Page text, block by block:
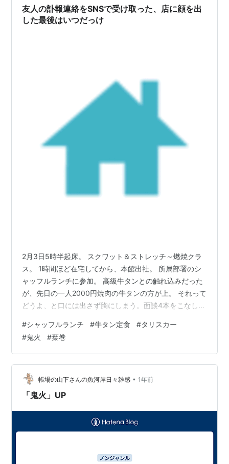
間中にコロンビアを一人…
友人の訃報連絡をSNSで受け取った、店に顔を出
した最後はいつだっけ
2月3日5時半起床。 スクワット＆ストレッチ～燃焼クラ
ス。 1時間ほど在宅してから、本館出社。 所属部署のシ
ャッフルランチに参加。 高級牛タンとの触れ込みだった
が、先日の一人2000円焼肉の牛タンの方が上。 それって
どうよ、と口には出さず胸にしまう。面談4本をこなし、
し鳥と白ワイン。よく通った名古屋のバーのマスターが
逝去したとSNSで見た。 がんを患っていたが、奇跡的に
寛解して店を再開したり、病院に戻ったりを、繰り返し
ていた。 最後の外出で タリスカと葉巻を味わい 俺あと1
週間だね わかるんだよ と言った 8日後 風のように去りま
した 喪主…
#シャッフルランチ #牛タン定食 #タリスカー
#鬼火 #葉巻
帳場の山下さんの魚河岸日々雑感 • 1年前
「鬼火」UP